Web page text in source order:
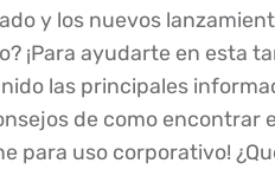
y los nuevos
¡Para ayudarte en esta
las principales
de como encontrar
para uso corporativo!